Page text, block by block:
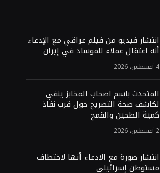
انتشار فيديو من فيلم عراقي مع الإدعاء
أنه اعتقال عملاء للموساد في إيران
4 أغسطس، 2026
المتحدث باسم اصحاب المخابز ينفي
لكاشف صحة التصريح حول قرب نفاذ
كمية الطحين والقمح
2 أغسطس، 2026
انتشار صورة مع الادعاء أنها لاختطاف
مستوطن إسرائيلي